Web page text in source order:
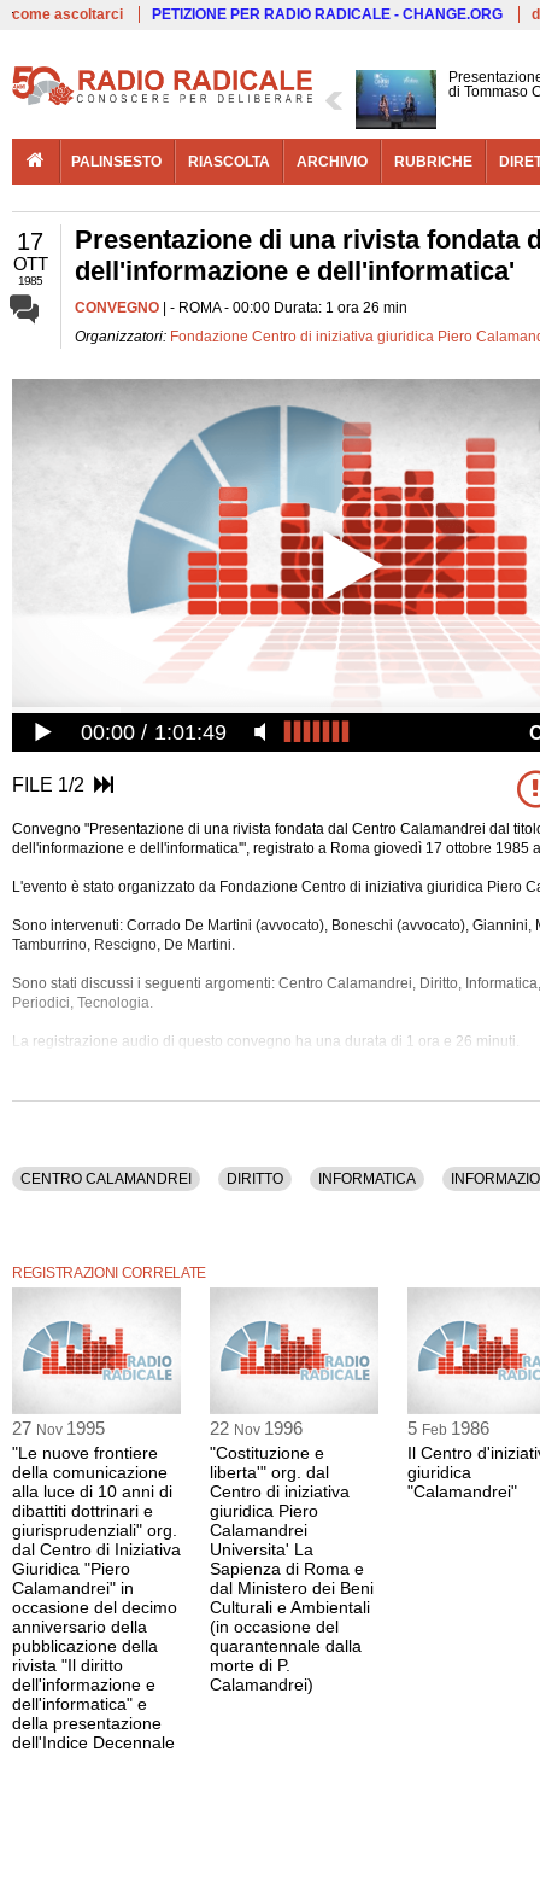
come ascoltarci PETIZIONE PER RADIO RADICALE - CHANGE.ORG
di Tommaso
PALINSESTO RIASCOLTA ARCHIVIO RUBRICHE
17
OTT
1985
Presentazione di una rivista fondata
dell'informazione e dell'informatica'
CONVEGNO | - ROMA - 00:00 Durata: 1 ora 26 min
Organizzatori: Fondazione Centro di iniziativa giuridica Piero
00:00 1:01:49
FILE 1/2
Convegno "Presentazione di una rivista fondata dal Centro Calamandrei dal
dell'informazione e dell'informatica'", registrato a Roma giovedì 17 ottobre 1985
L'evento è stato organizzato da Fondazione Centro di iniziativa giuridica Piero
Sono intervenuti: Corrado De Martini (avvocato), Boneschi (avvocato), Giannini,
Tamburrino, Rescigno, De Martini.
Sono stati discussi i seguenti argomenti: Centro Calamandrei, Diritto,
Periodici, Tecnologia.
La registrazione audio di questo convegno ha una durata di 1 ora e 26 minuti.
CENTRO CALAMANDREI DIRITTO INFORMATICA
REGISTRAZIONI CORRELATE
27 Nov 1995
"Le nuove frontiere
della comunicazione
alla luce di 10 anni di
dibattiti dottrinari e
giurisprudenziali" org.
dal Centro di Iniziativa
Giuridica "Piero
Calamandrei" in
occasione del decimo
anniversario della
pubblicazione della
rivista "Il diritto
dell'informazione e
dell'informatica" e
della presentazione
dell'Indice Decennale
22 Nov 1996
"Costituzione e
liberta'" org. dal
Centro di iniziativa
giuridica Piero
Calamandrei
Universita' La
Sapienza di Roma e
dal Ministero dei Beni
Culturali e Ambientali
(in occasione del
quarantennale dalla
morte di P.
Calamandrei)
5 Feb 1986
Il Centro
giuridica
"Calamandrei"